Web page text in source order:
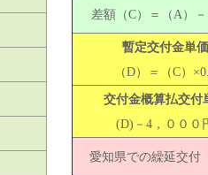
差額（C）＝（A）
暫定交付金単価
（D）＝（C）
交付金概算払交付
(D)－4，０００
愛知県での繰延交